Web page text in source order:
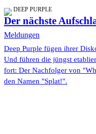
DEEP PURPLE
Der nächste
Meldungen
Deep Purple fügen ihrer
Und führen die jüngst
fort: Der Nachfolger von
den Namen "Splat!".